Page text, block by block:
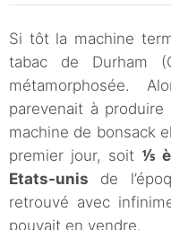
Si tôt la machine
tabac de Durham
métamorphosée.
parevenait à
machine de bonsack
premier jour, soit ⅕
Etats-unis de
retrouvé avec
pouvait en vendre.